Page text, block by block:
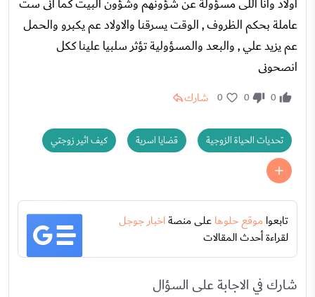
عاملة بحكم الظروف , الوقت يسرقنا والاولاد عم يكبرو والحمل
عم يزيد علي , والبعد والمسؤولية تؤثر سلبيا علينا ككل
انصحونى
0
0
0 شارك
تحديات الحياة الزوجية قضايا اسرية كيف اثير زوجتي
تابعواموقع حلوهاعلى منصةاخبار جوجل
لقراءة أحدث المقالات
شارك في الاجابة على السؤال